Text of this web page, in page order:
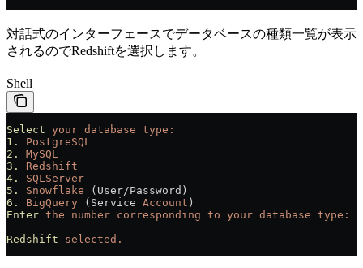
対話式のインターフェースでデータベースの種類一覧が表示
されるのでRedshiftを選択します。
Shell
Select your database type:
1.
PostgreSQL
2.
MySQL
3.
Redshift
4.
SQLServer
5.
Snowflake (User/Password)
6.
BigQuery (Service Account )
Enter the number corresponding to your database type:
Redshift selected.